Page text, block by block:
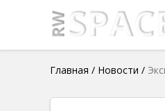
Главная / Новости /